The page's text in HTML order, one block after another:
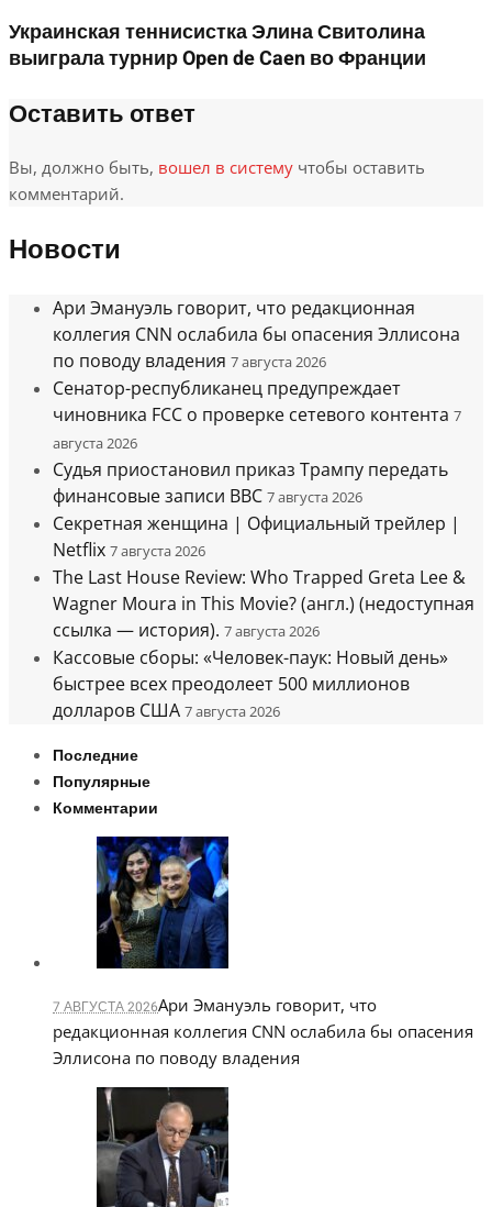
Украинская теннисистка Элина Свитолина
выиграла турнир Open de Caen во Франции
Оставить ответ
Вы, должно быть, вошел в систему чтобы оставить
комментарий.
Новости
Ари Эмануэль говорит, что редакционная
коллегия CNN ослабила бы опасения Эллисона
по поводу владения 7 августа 2026
Сенатор-республиканец предупреждает
чиновника FCC о проверке сетевого контента 7
августа 2026
Судья приостановил приказ Трампу передать
финансовые записи BBC 7 августа 2026
Секретная женщина | Официальный трейлер |
Netflix 7 августа 2026
The Last House Review: Who Trapped Greta Lee &
Wagner Moura in This Movie? (англ.) (недоступная
ссылка — история). 7 августа 2026
Кассовые сборы: «Человек-паук: Новый день»
быстрее всех преодолеет 500 миллионов
долларов США 7 августа 2026
Последние
Популярные
Комментарии
7 АВГУСТА 2026Ари Эмануэль говорит, что
редакционная коллегия CNN ослабила бы опасения
Эллисона по поводу владения